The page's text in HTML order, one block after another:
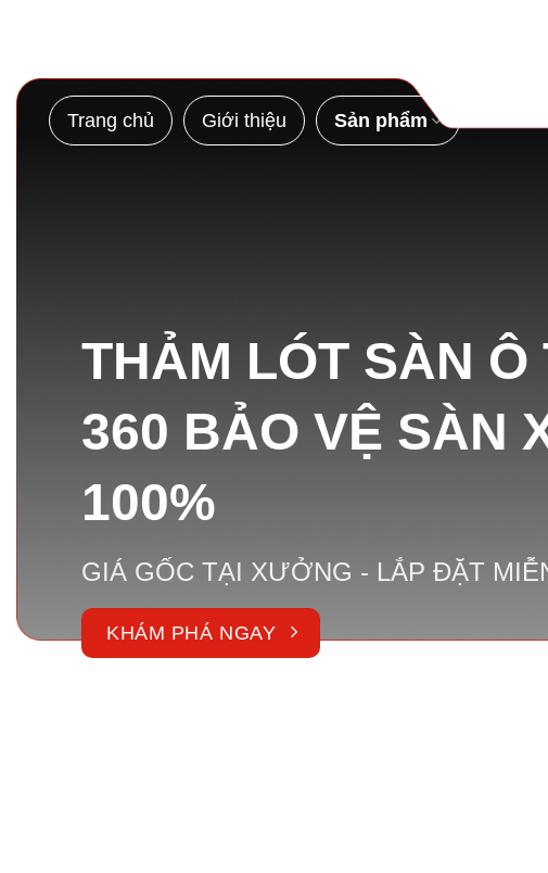
dung
Trang chủ Giới thiệu Sản phẩm
THẢM LÓT SÀN Ô
360 BẢO VỆ SÀN
100%
GIÁ GỐC TẠI XƯỞNG - LẮP ĐẶT
KHÁM PHÁ NGAY